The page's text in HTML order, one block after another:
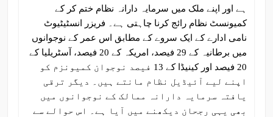
ہے اور اپنے ملک میں سرمایہ دارانہ نظام ختم کر کے
کمیونسٹ نظام رائج کرنا چاہتی ہے۔ فریزر انسٹیٹیوٹ
نامی ادارے کے ایک سروے کے مطابق اس عمر کے نوجوانوں
میں برطانیہ کے 29 فیصد، امریکہ کے 20 فیصد، آسٹریلیا کے
20 فیصد اور کینیڈا کے 13 فیصد نوجوان کمیونزم کو
اپنے لیے آئیڈیل نظام مانتے ہیں۔ دیگر ترقی
یافتہ سرمایہ دارانہ ممالک کے نوجوانوں میں
بھی یہی رجحان دیکھنے میں آیا ہے۔ اس حوالے سے